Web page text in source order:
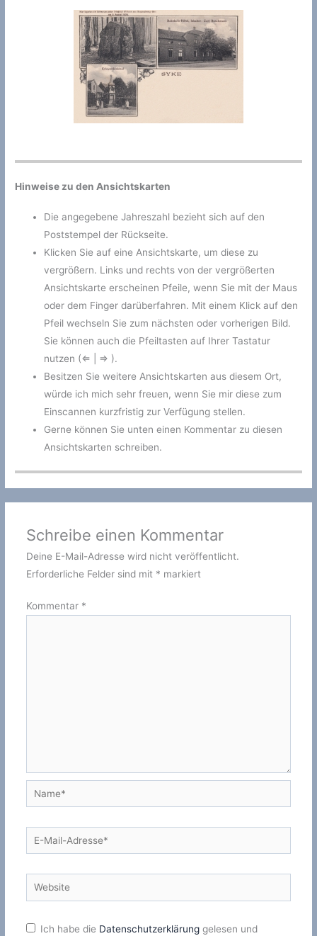
Hinweise zu den Ansichtskarten
Die angegebene Jahreszahl bezieht sich auf den
Poststempel der Rückseite.
Klicken Sie auf eine Ansichtskarte, um diese zu
vergrößern. Links und rechts von der vergrößerten
Ansichtskarte erscheinen Pfeile, wenn Sie mit der Maus
oder dem Finger darüberfahren. Mit einem Klick auf den
Pfeil wechseln Sie zum nächsten oder vorherigen Bild.
Sie können auch die Pfeiltasten auf Ihrer Tastatur
nutzen (⇐ | ⇒ ).
Besitzen Sie weitere Ansichtskarten aus diesem Ort,
würde ich mich sehr freuen, wenn Sie mir diese zum
Einscannen kurzfristig zur Verfügung stellen.
Gerne können Sie unten einen Kommentar zu diesen
Ansichtskarten schreiben.
Schreibe einen Kommentar
Deine E-Mail-Adresse wird nicht veröffentlicht.
Erforderliche Felder sind mit * markiert
Kommentar *
Name*
E-
Mail-
Website
Ich habe die Datenschutzerklärung gelesen und